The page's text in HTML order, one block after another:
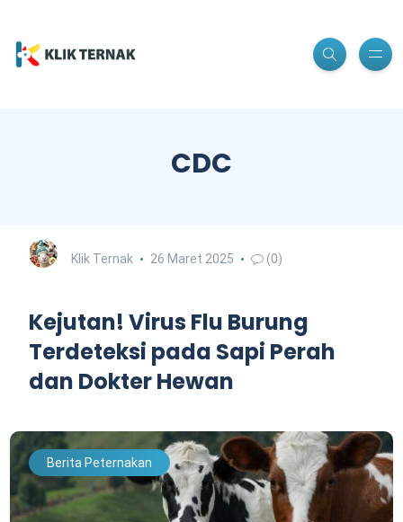
CDC
Klik Ternak 26 Maret 2025 (0)
Kejutan! Virus Flu Burung
Terdeteksi pada Sapi Perah
dan Dokter Hewan
Berita Peternakan